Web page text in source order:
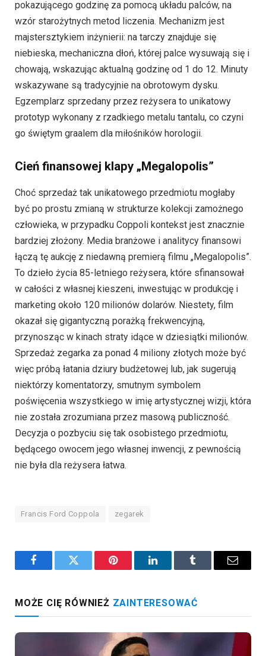
pokazującego godzinę za pomocą układu palców, na
wzór starożytnych metod liczenia. Mechanizm jest
majstersztykiem inżynierii: na tarczy znajduje się
niebieska, mechaniczna dłoń, której palce wysuwają się i
chowają, wskazując aktualną godzinę od 1 do 12. Minuty
wskazywane są tradycyjnie na obrotowym dysku.
Egzemplarz sprzedany przez reżysera to unikatowy
prototyp wykonany z rzadkiego metalu tantalu, co czyni
go świętym graalem dla miłośników horologii.
Cień finansowej klapy „Megalopolis”
Choć sprzedaż tak unikatowego przedmiotu mogłaby
być po prostu zmianą w strukturze kolekcji zamożnego
człowieka, w przypadku Coppoli kontekst jest znacznie
bardziej złożony. Media branżowe i analitycy finansowi
łączą tę aukcję z niedawną premierą filmu „Megalopolis”.
To dzieło życia 85-letniego reżysera, które sfinansował
w całości z własnej kieszeni, inwestując w produkcję i
marketing około 120 milionów dolarów. Niestety, film
okazał się gigantyczną porażką frekwencyjną,
przynosząc w kinach straty idące w dziesiątki milionów.
Sprzedaż zegarka za ponad 4 miliony złotych może być
więc próbą łatania dziury budżetowej lub, jak sugerują
niektórzy komentatorzy, smutnym symbolem
poświęcenia wszystkiego w imię artystycznej wizji, która
nie została zrozumiana przez masową publiczność.
Decyzja o pozbyciu się tak osobistego przedmiotu,
będącego owocem jego własnej inwencji, z pewnością
nie była dla reżysera łatwa.
Francis Ford Coppola zegarek
FacebookTwitter Pinterest LinkedInTumblr Email
MOŻE CIĘ RÓWNIEŻ ZAINTERESOWAĆ